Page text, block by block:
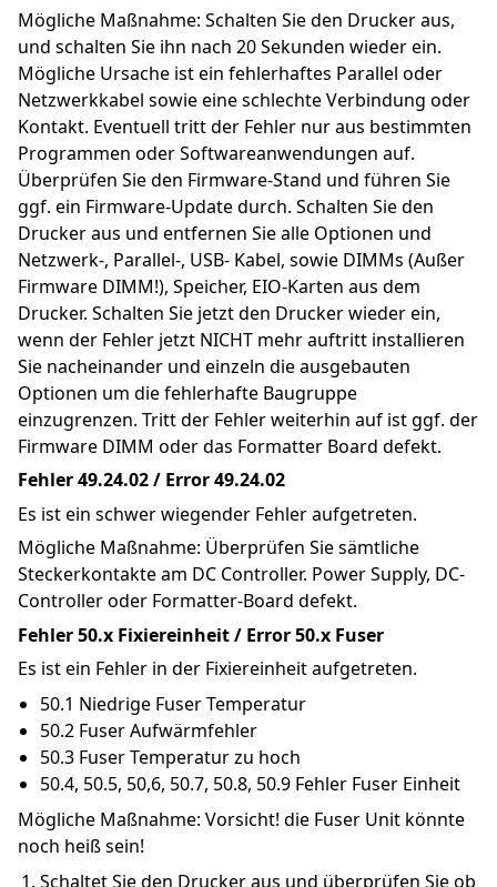
Mögliche Maßnahme: Schalten Sie den Drucker aus,
und schalten Sie ihn nach 20 Sekunden wieder ein.
Mögliche Ursache ist ein fehlerhaftes Parallel oder
Netzwerkkabel sowie eine schlechte Verbindung oder
Kontakt. Eventuell tritt der Fehler nur aus bestimmten
Programmen oder Softwareanwendungen auf.
Überprüfen Sie den Firmware-Stand und führen Sie
ggf. ein Firmware-Update durch. Schalten Sie den
Drucker aus und entfernen Sie alle Optionen und
Netzwerk-, Parallel-, USB- Kabel, sowie DIMMs (Außer
Firmware DIMM!), Speicher, EIO-Karten aus dem
Drucker. Schalten Sie jetzt den Drucker wieder ein,
wenn der Fehler jetzt NICHT mehr auftritt installieren
Sie nacheinander und einzeln die ausgebauten
Optionen um die fehlerhafte Baugruppe
einzugrenzen. Tritt der Fehler weiterhin auf ist ggf. der
Firmware DIMM oder das Formatter Board defekt.
Fehler 49.24.02 / Error 49.24.02
Es ist ein schwer wiegender Fehler aufgetreten.
Mögliche Maßnahme: Überprüfen Sie sämtliche
Steckerkontakte am DC Controller. Power Supply, DC-
Controller oder Formatter-Board defekt.
Fehler 50.x Fixiereinheit / Error 50.x Fuser
Es ist ein Fehler in der Fixiereinheit aufgetreten.
50.1 Niedrige Fuser Temperatur
50.2 Fuser Aufwärmfehler
50.3 Fuser Temperatur zu hoch
50.4, 50.5, 50,6, 50.7, 50.8, 50.9 Fehler Fuser Einheit
Mögliche Maßnahme: Vorsicht! die Fuser Unit könnte
noch heiß sein!
Schaltet Sie den Drucker aus und überprüfen Sie ob